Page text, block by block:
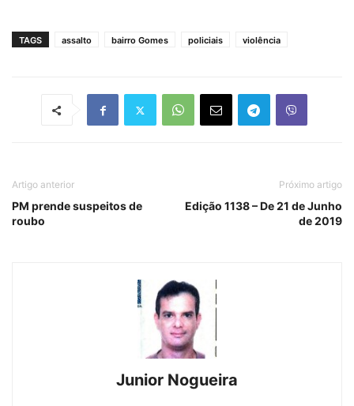
TAGS assalto bairro Gomes policiais violência
Artigo anterior
PM prende suspeitos de
roubo
Próximo artigo
Edição 1138 – De 21 de Junho
de 2019
Junior Nogueira